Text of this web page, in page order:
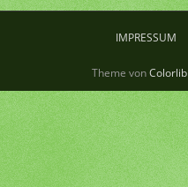
IMPRESSUM
Theme vonColorlib